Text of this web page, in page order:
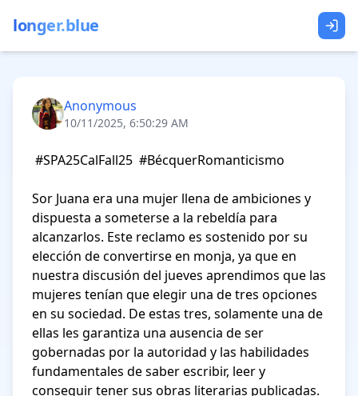
longer.blue
Anonymous
10/11/2025, 6:50:29 AM
Sor Juana era una mujer llena de ambiciones y
dispuesta a someterse a la rebeldía para
alcanzarlos. Este reclamo es sostenido por su
elección de convertirse en monja, ya que en
nuestra discusión del jueves aprendimos que las
mujeres tenían que elegir una de tres opciones
en su sociedad. De estas tres, solamente una de
ellas les garantiza una ausencia de ser
gobernadas por la autoridad y las habilidades
fundamentales de saber escribir, leer y
conseguir tener sus obras literarias publicadas.